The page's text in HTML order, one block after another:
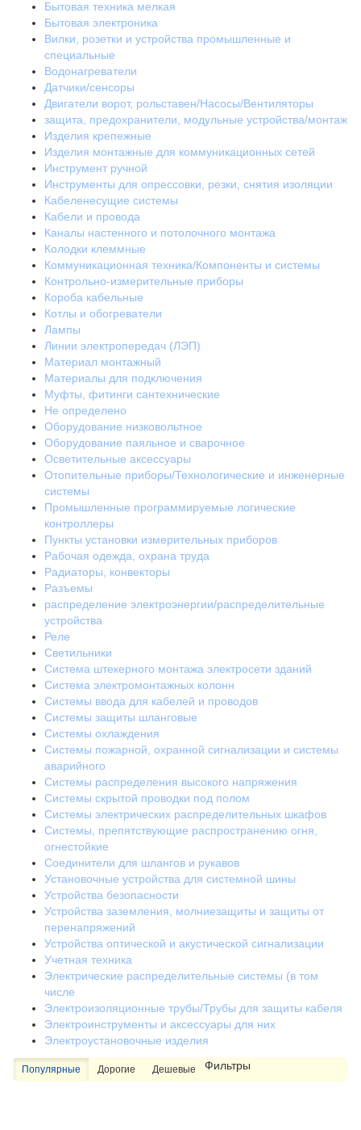
Бытовая техника мелкая
Бытовая электроника
Вилки, розетки и устройства промышленные и
специальные
Водонагреватели
Датчики/сенсоры
Двигатели ворот, рольставен/Насосы/Вентиляторы
защита, предохранители, модульные устройства/монтаж
Изделия крепежные
Изделия монтажные для коммуникационных сетей
Инструмент ручной
Инструменты для опрессовки, резки, снятия изоляции
Кабеленесущие системы
Кабели и провода
Каналы настенного и потолочного монтажа
Колодки клеммные
Коммуникационная техника/Компоненты и системы
Контрольно-измерительные приборы
Короба кабельные
Котлы и обогреватели
Лампы
Линии электропередач (ЛЭП)
Материал монтажный
Материалы для подключения
Муфты, фитинги сантехнические
Не определено
Оборудование низковольтное
Оборудование паяльное и сварочное
Осветительные аксессуары
Отопительные приборы/Технологические и инженерные
системы
Промышленные программируемые логические
контроллеры
Пункты установки измерительных приборов
Рабочая одежда, охрана труда
Радиаторы, конвекторы
Разъемы
распределение электроэнергии/распределительные
устройства
Реле
Светильники
Система штекерного монтажа электросети зданий
Система электромонтажных колонн
Системы ввода для кабелей и проводов
Системы защиты шланговые
Системы охлаждения
Системы пожарной, охранной сигнализации и системы
аварийного
Системы распределения высокого напряжения
Системы скрытой проводки под полом
Системы электрических распределительных шкафов
Системы, препятствующие распространению огня,
огнестойкие
Соединители для шлангов и рукавов
Установочные устройства для системной шины
Устройства безопасности
Устройства заземления, молниезащиты и защиты от
перенапряжений
Устройства оптической и акустической сигнализации
Учетная техника
Электрические распределительные системы (в том
числе
Электроизоляционные трубы/Трубы для защиты кабеля
Электроинструменты и аксессуары для них
Электроустановочные изделия
Популярные Дорогие Дешевые Фильтры